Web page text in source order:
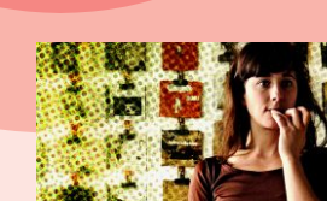
View
Larger
Image